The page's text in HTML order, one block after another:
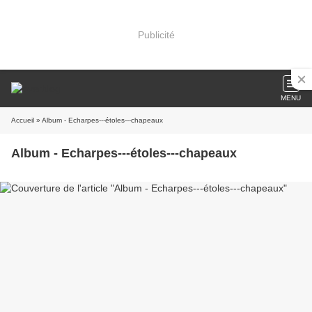
Publicité
MENU
Accueil » Album - Echarpes---étoles---chapeaux
Album - Echarpes---étoles---chapeaux